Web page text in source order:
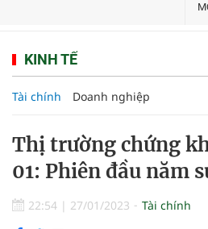
KINH TẾ
Tài chính Doanh nghiệp
Thị trường chứng
01: Phiên đầu năm
22:54 | 27/01/2023 Tài chính